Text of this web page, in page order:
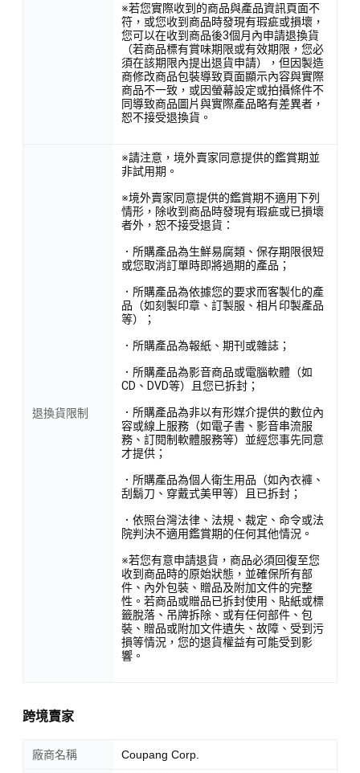
※若您實際收到的商品與產品資訊頁面不
符，或您收到商品時發現有瑕疵或損壞，
您可以在收到商品後3個月內申請退換貨
（若商品標有賞味期限或有效期限，您必
須在該期限內提出退貨申請），但因製造
商修改商品包裝導致頁面顯示內容與實際
商品不一致，或因螢幕設定或拍攝條件不
同導致商品圖片與實際產品略有差異者，
恕不接受退換貨。
退換貨限制
※請注意，境外賣家同意提供的鑑賞期並
非試用期。
※境外賣家同意提供的鑑賞期不適用下列
情形，除收到商品時發現有瑕疵或已損壞
者外，恕不接受退貨：
．所購產品為生鮮易腐類、保存期限很短
或您取消訂單時即將過期的產品；
．所購產品為依據您的要求而客製化的產
品（如刻製印章、訂製服、相片印製產品
等）；
．所購產品為報紙、期刊或雜誌；
．所購產品為影音商品或電腦軟體（如
CD、DVD等）且您已拆封；
．所購產品為非以有形媒介提供的數位內
容或線上服務（如電子書、影音串流服
務、訂閱制軟體服務等）並經您事先同意
才提供；
．所購產品為個人衛生用品（如內衣褲、
刮鬍刀、穿戴式美甲等）且已拆封；
．依照台灣法律、法規、裁定、命令或法
院判決不適用鑑賞期的任何其他情況。
※若您有意申請退貨，商品必須回復至您
收到商品時的原始狀態，並確保所有部
件、內外包裝、贈品及附加文件的完整
性。若商品或贈品已拆封使用、貼紙或標
籤脫落、吊牌拆除、或有任何部件、包
裝、贈品或附加文件遺失、故障、受到污
損等情況，您的退貨權益有可能受到影
響。
跨境賣家
廠商名稱 Coupang Corp.